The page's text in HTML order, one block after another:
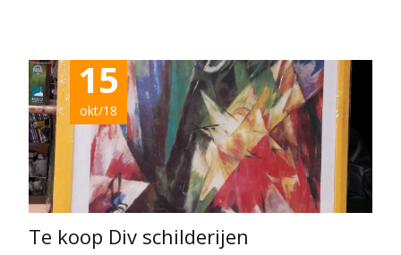
15
okt/18
Te koop Div schilderijen